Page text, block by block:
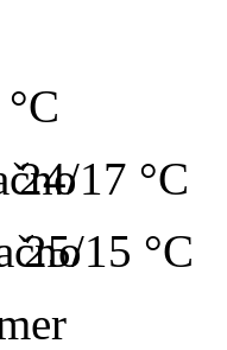
24/17 °C
25/15 °C